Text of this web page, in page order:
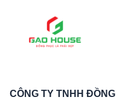
CÔNG TY TNHH ĐỒNG